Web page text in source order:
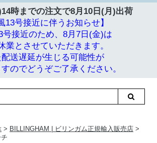
時までの注文で8月10日(月)出荷
13号接近に伴うお知らせ】
号接近のため、8月7日(金)は
業とさせていただきます。
配送遅延が生じる可能性が
のでどうぞご了承ください。
> BILLINGHAM | ビリンガム正規輸入販売店 >